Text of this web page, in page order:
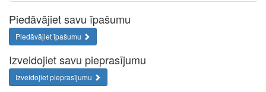
Piedāvājiet savu īpašumu
Piedāvājiet īpašumu
Izveidojiet savu pieprasījumu
Izveidojiet pieprasījumu